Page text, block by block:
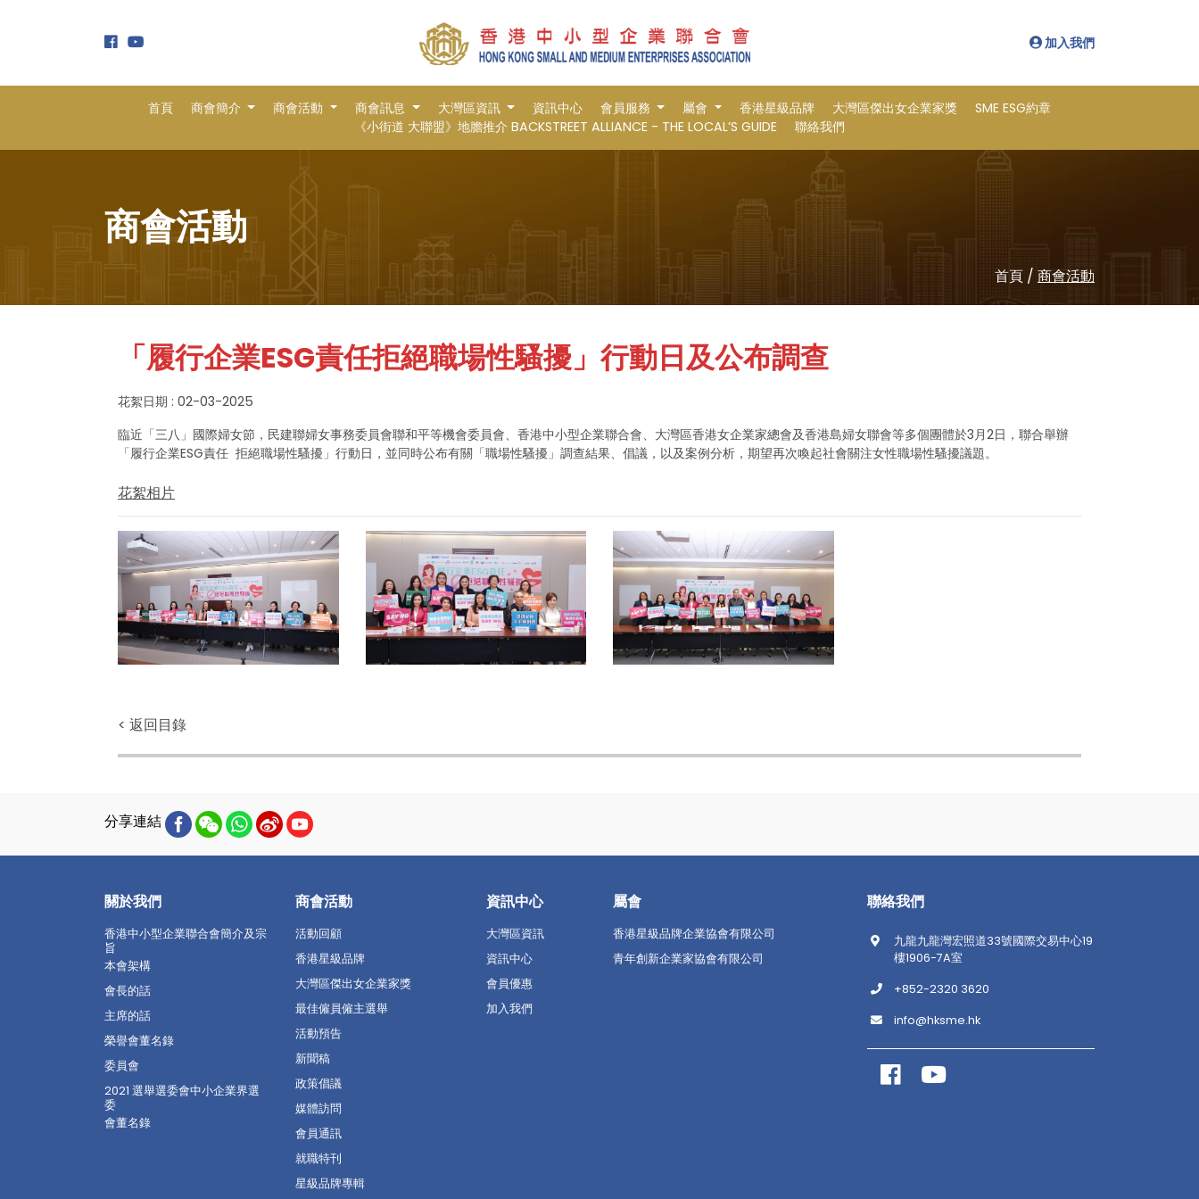
加入我們
首頁 商會簡介 商會活動 商會訊息 大灣區資訊 資訊中心 會員服務 屬會 香港星級品牌 大灣區傑出女企業家獎
SME ESG約章
《小街道 大聯盟》地膽推介 BACKSTREET ALLIANCE - THE LOCAL’S GUIDE
聯絡我們
商會活動
首頁 / 商會活動
「履行企業ESG責任拒絕職場性騷擾」行動日及公布調查
花絮日期 : 02-03-2025
臨近「三八」國際婦女節，民建聯婦女事務委員會聯和平等機會委員會、香港中小型企業聯合會、大灣區香港女企業家總會及香港島婦女聯會等多個團體於3月2日，聯合舉辦
「履行企業ESG責任 拒絕職場性騷擾」行動日，並同時公布有關「職場性騷擾」調查結果、倡議，以及案例分析，期望再次喚起社會關注女性職場性騷擾議題。
花絮相片
< 返回目錄
分享連結
關於我們
香港中小型企業聯合會簡介及宗
旨
本會架構
會長的話
主席的話
榮譽會董名錄
委員會
2021 選舉選委會中小企業界選
委
會董名錄
商會活動
活動回顧
香港星級品牌
大灣區傑出女企業家獎
最佳僱員僱主選舉
活動預告
新聞稿
政策倡議
媒體訪問
會員通訊
就職特刊
星級品牌專輯
資訊中心
大灣區資訊
資訊中心
會員優惠
加入我們
屬會
香港星級品牌企業協會有限公司
青年創新企業家協會有限公司
聯絡我們
九龍九龍灣宏照道33號國際交易中心19
樓1906-7A室
+852-2320 3620
info@hksme.hk